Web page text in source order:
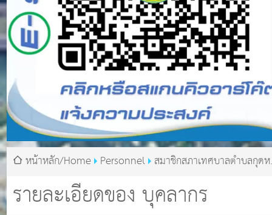
รายละเอียดของ บุคลากร
หน้าหลัก/Home Personnel สมาชิกสภาเทศบาลตำบลกุด
นายอดิศร รามางกูร